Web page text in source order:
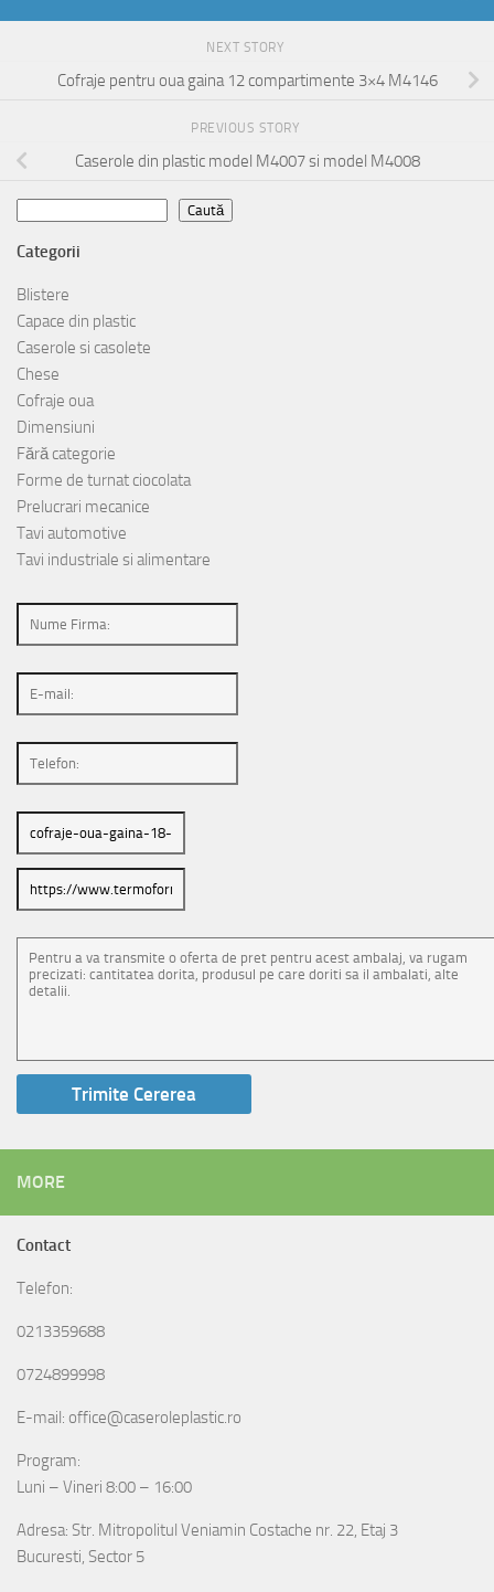
NEXT STORY
Cofraje pentru oua gaina 12 compartimente 3×4 M4146
PREVIOUS STORY
Caserole din plastic model M4007 si model M4008
Caută
Categorii
Blistere
Capace din plastic
Caserole si casolete
Chese
Cofraje oua
Dimensiuni
Fără categorie
Forme de turnat ciocolata
Prelucrari mecanice
Tavi automotive
Tavi industriale si alimentare
MORE
Contact
Telefon:
0213359688
0724899998
E-mail: office@caseroleplastic.ro
Program:
Luni – Vineri 8:00 – 16:00
Adresa: Str. Mitropolitul Veniamin Costache nr. 22, Etaj 3
Bucuresti, Sector 5